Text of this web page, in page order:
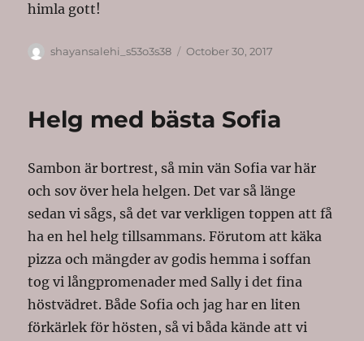
himla gott!
Author
shayansalehi_s53o3s38
Posted
October 30, 2017
Helg med bästa Sofia
Sambon är bortrest, så min vän Sofia var här
och sov över hela helgen. Det var så länge
sedan vi sågs, så det var verkligen toppen att få
ha en hel helg tillsammans. Förutom att käka
pizza och mängder av godis hemma i soffan
tog vi långpromenader med Sally i det fina
höstvädret. Både Sofia och jag har en liten
förkärlek för hösten, så vi båda kände att vi